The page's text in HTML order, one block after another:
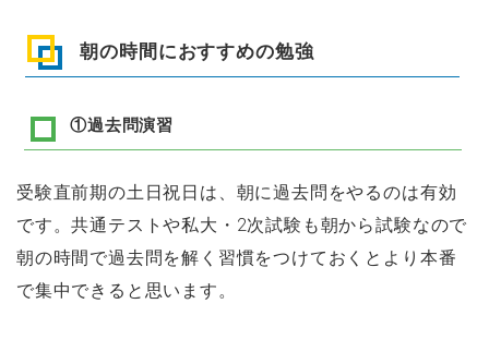
朝の時間におすすめの勉強
①過去問演習
受験直前期の土日祝日は、朝に過去問をやるのは有効
です。共通テストや私大・2次試験も朝から試験なので
朝の時間で過去問を解く習慣をつけておくとより本番
で集中できると思います。